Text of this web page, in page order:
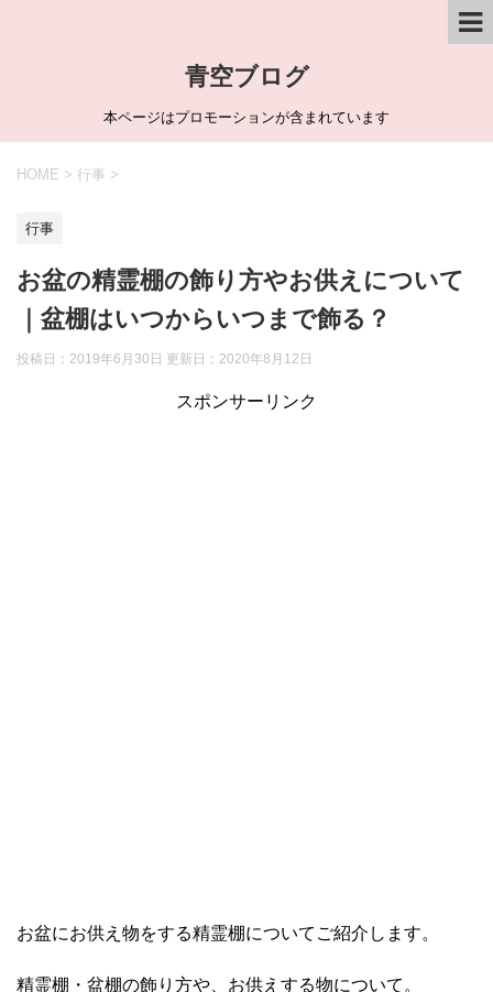
青空ブログ
本ページはプロモーションが含まれています
HOME > 行事 >
行事
お盆の精霊棚の飾り方やお供えについて
｜盆棚はいつからいつまで飾る？
投稿日：2019年6月30日 更新日： 2020年8月12日
スポンサーリンク
お盆にお供え物をする精霊棚についてご紹介します。
精霊棚・盆棚の飾り方や、お供えする物について。